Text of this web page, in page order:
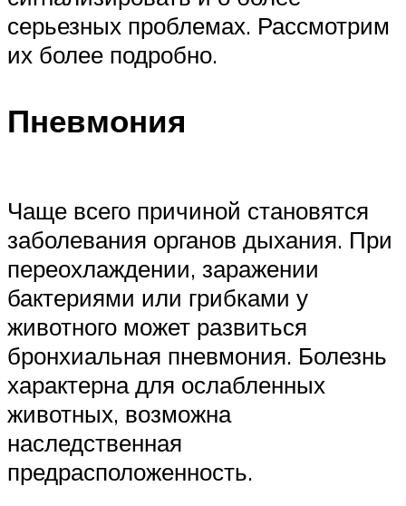
серьезных проблемах. Рассмотрим
их более подробно.
Пневмония
Чаще всего причиной становятся
заболевания органов дыхания. При
переохлаждении, заражении
бактериями или грибками у
животного может развиться
бронхиальная пневмония. Болезнь
характерна для ослабленных
животных, возможна
наследственная
предрасположенность.